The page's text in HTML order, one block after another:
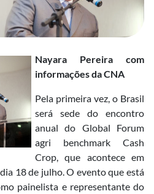
Nayara Pereira com
informações da CNA
Pela primeira vez, o Brasil
será sede do encontro
anual do Global Forum
agri benchmark Cash
Crop, que acontece em
18 de julho. O evento que está
painelista e representante do